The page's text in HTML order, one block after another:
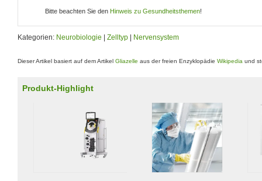
Bitte beachten Sie den Hinweis zu Gesundheitsthemen!
Kategorien: Neurobiologie Zelltyp Nervensystem
Dieser Artikel basiert auf dem Artikel Gliazelle aus der freien Enzyklopädie Wikipedia und
Produkt-Highlight